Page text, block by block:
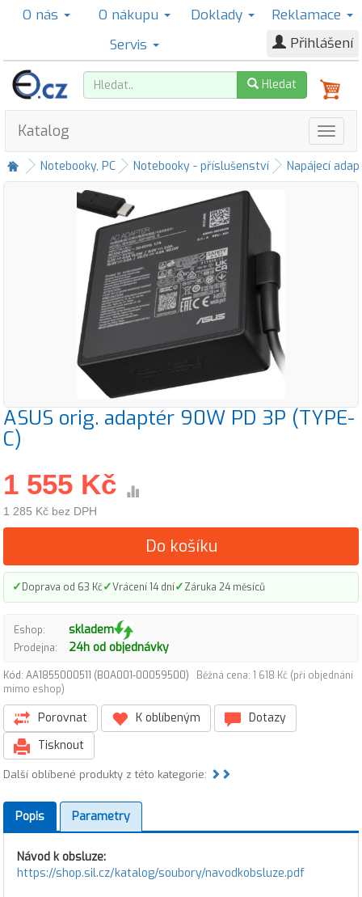
O nás O nákupu Doklady
Reklamace
Servis
Přihlášení
Hledat
Katalog
Notebooky, PC Notebooky - příslušenství Napájecí
ASUS orig. adaptér 90W PD 3P (TYPE-
C)
1 555 Kč
1 285 Kč bez DPH
Do košíku
✓Doprava od 63 Kč✓Vrácení 14 dní✓Záruka 24 měsíců
Eshop: skladem
Prodejna: 24h od objednávky
Kód: AA1855000511 (B0A001-00059500)
Běžná cena: 1 618 Kč (při objednání
mimo eshop)
Porovnat K oblíbeným
Dotazy
Tisknout
Další oblíbené produkty z této kategorie:
Popis Parametry
Návod k obsluze:
https://shop.sil.cz/katalog/soubory/navodkobsluze.pdf